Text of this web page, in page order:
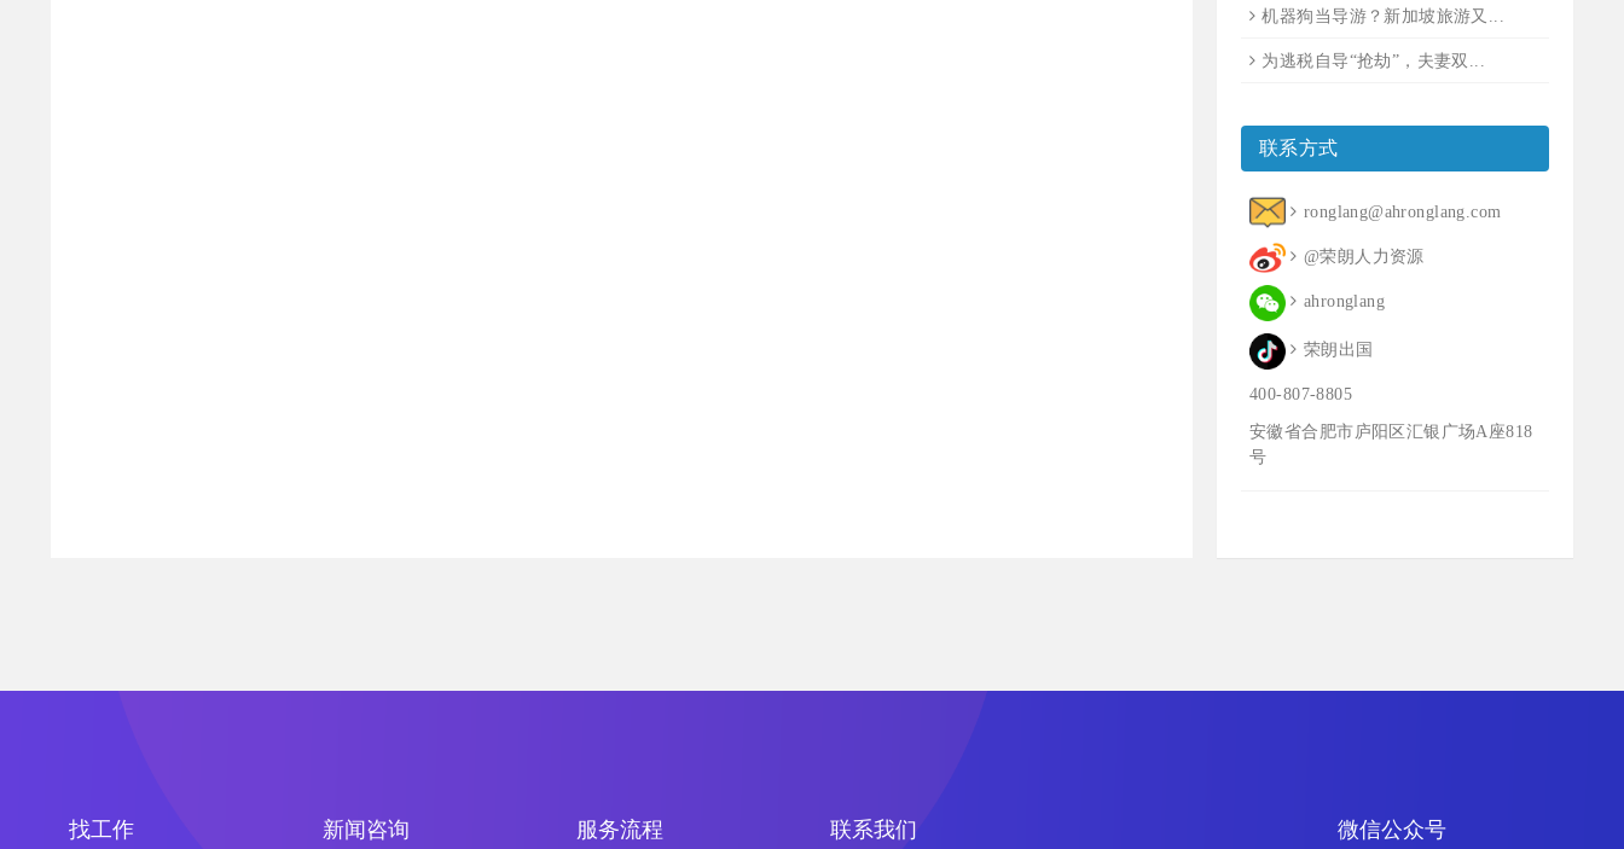
机器狗当导游？新加坡旅游又...
为逃税自导“抢劫”，夫妻双...
联系方式
ronglang@ahronglang.com
@荣朗人力资源
ahronglang
荣朗出国
400-807-8805
安徽省合肥市庐阳区汇银广场A座818
号
找工作 新闻咨询 服务流程 联系我们 微信公众号